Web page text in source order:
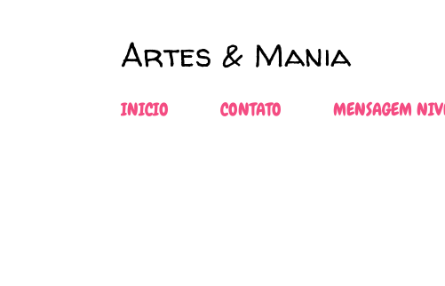
Artes & Mania
INICIO CONTATO MENSAGEM